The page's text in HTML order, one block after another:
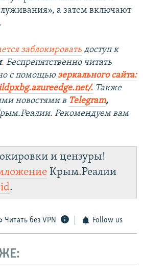
а затем включают
заблокировать доступ к
. Беспрепятственно читать
с помощью зеркального сайта:
. Также
новостями в Telegram,
Рекомендуем вам
и цензуры!
Крым.Реалии
.
Читать без VPN Follow us